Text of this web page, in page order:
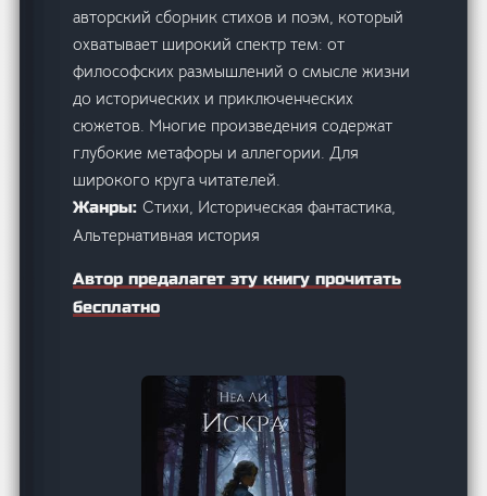
авторский сборник стихов и поэм, который
охватывает широкий спектр тем: от
философских размышлений о смысле жизни
до исторических и приключенческих
сюжетов. Многие произведения содержат
глубокие метафоры и аллегории. Для
широкого круга читателей.
Жанры:Стихи, Историческая фантастика,
Альтернативная история
Автор предалагет эту книгу прочитать
бесплатно